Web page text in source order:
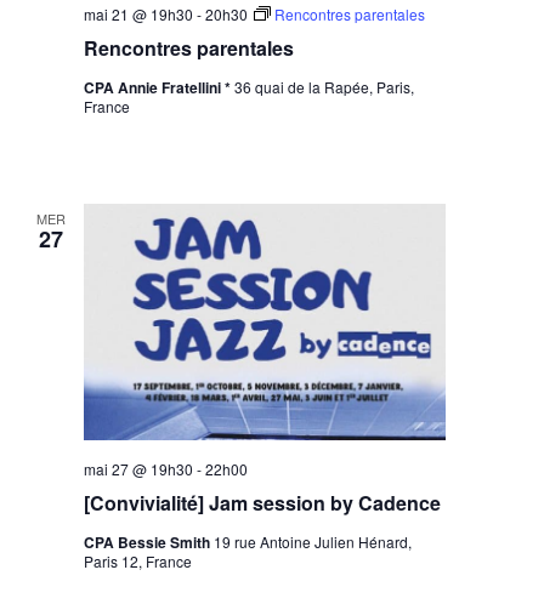
Rencontres parentales
mai 21 @ 19h30 -20h30 Rencontres parentales
CPA Annie Fratellini *36 quai de la Rapée, Paris,
France
MER
27
[Convivialité] Jam session by Cadence
mai 27 @ 19h30 -22h00
CPA Bessie Smith 19 rue Antoine Julien Hénard,
Paris 12, France